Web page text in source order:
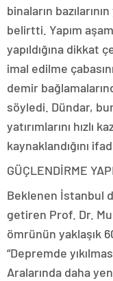
binaların
belirtti. Yapım
yapıldığına dikkat
imal edilme
demir
söyledi. Dündar,
yatırımlarını hızlı
kaynaklandığını
GÜÇLENDİRME
Beklenen İstanbul
getiren Prof. Dr.
ömrünün yaklaşık
“Depremde
Aralarında daha